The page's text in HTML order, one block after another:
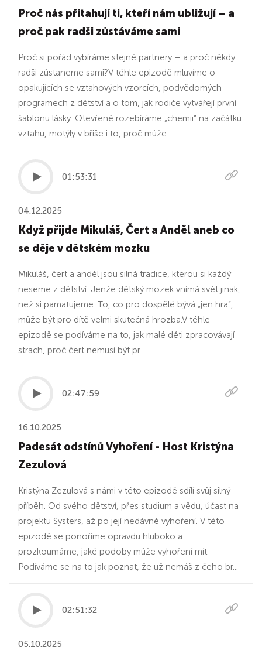
Proč nás přitahují ti, kteří nám ubližují – a
proč pak radši zůstáváme sami
Proč si pořád vybíráme stejné partnery – a proč někdy
radši zůstaneme sami?V téhle epizodě mluvíme o
opakujících se vztahových vzorcích, podvědomých
programech z dětství a o tom, jak rodiče vytvářejí první
šablonu lásky. Otevřeně rozebíráme „chemii“ na začátku
vztahu, motýly v břiše i to, proč může...
01:53:31
04.12.2025
Když přijde Mikuláš, Čert a Anděl aneb co
se děje v dětském mozku
Mikuláš, čert a anděl jsou silná tradice, kterou si každý
neseme z dětství. Jenže dětský mozek vnímá svět jinak,
než si pamatujeme. To, co pro dospělé bývá „jen hra“,
může být pro dítě velmi skutečná hrozba.V téhle
epizodě se podíváme na to, jak malé děti zpracovávají
strach, proč čert nemusí být pr...
02:47:59
16.10.2025
Padesát odstínů Vyhoření - Host Kristýna
Zezulová
Kristýna Zezulová s námi v této epizodě sdílí svůj silný
příběh. Od svého dětství, přes studium a vědu, účast na
projektu Systers, až po její nedávně vyhoření. V této
epizodě se ponoříme opravdu hluboko a
prozkoumáme, jaké podoby může vyhoření mít.
Podíváme se na to jak poznat, že už nemáš z čeho br...
02:51:32
05.10.2025